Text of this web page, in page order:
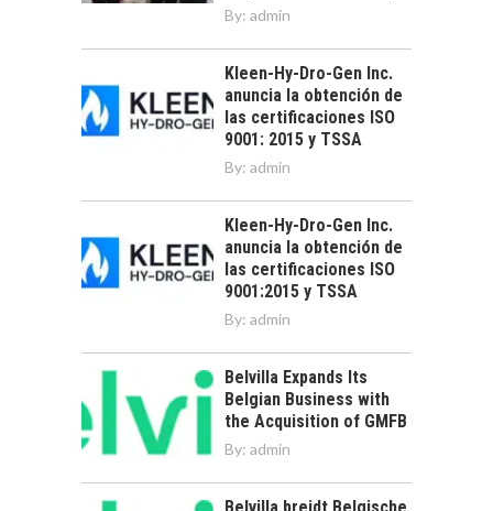
By: admin
Kleen-Hy-Dro-Gen Inc.
anuncia la obtención de
las certificaciones ISO
9001: 2015 y TSSA
By: admin
Kleen-Hy-Dro-Gen Inc.
anuncia la obtención de
las certificaciones ISO
9001:2015 y TSSA
By: admin
Belvilla Expands Its
Belgian Business with
the Acquisition of GMFB
By: admin